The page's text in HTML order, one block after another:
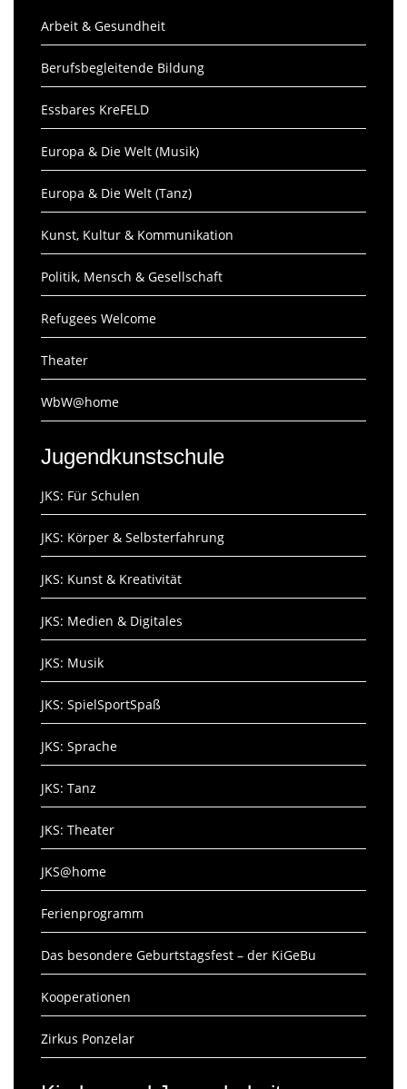
Arbeit & Gesundheit
Berufsbegleitende Bildung
Essbares KreFELD
Europa & Die Welt (Musik)
Europa & Die Welt (Tanz)
Kunst, Kultur & Kommunikation
Politik, Mensch & Gesellschaft
Refugees Welcome
Theater
WbW@home
Jugendkunstschule
JKS: Für Schulen
JKS: Körper & Selbsterfahrung
JKS: Kunst & Kreativität
JKS: Medien & Digitales
JKS: Musik
JKS: SpielSportSpaß
JKS: Sprache
JKS: Tanz
JKS: Theater
JKS@home
Ferienprogramm
Das besondere Geburtstagsfest – der KiGeBu
Kooperationen
Zirkus Ponzelar